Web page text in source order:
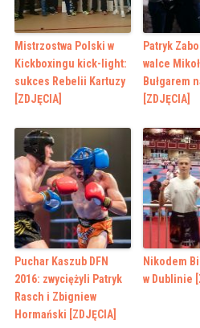
Mistrzostwa Polski w
Kickboxingu kick-light:
sukces Rebelii Kartuzy
[ZDJĘCIA]
Patryk
walce
Bułgarem
[ZDJĘCIA]
Puchar Kaszub DFN
2016: zwyciężyli Patryk
Rasch i Zbigniew
Hormański [ZDJĘCIA]
Nikodem
w Dublinie